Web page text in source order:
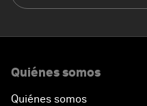
Quiénes somos
Quiénes somos